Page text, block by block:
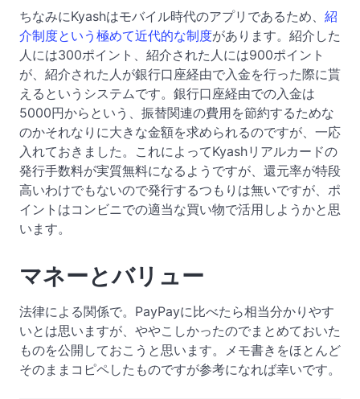
ちなみにKyashはモバイル時代のアプリであるため、 紹
介制度という極めて近代的な制度があります。紹介した
人には300ポイント、紹介された人には900ポイント
が、紹介された人が銀行口座経由で入金を行った際に貰
えるというシステムです。銀行口座経由での入金は
5000円からという、振替関連の費用を節約するためな
のかそれなりに大きな金額を求められるのですが、一応
入れておきました。これによってKyashリアルカードの
発行手数料が実質無料になるようですが、還元率が特段
高いわけでもないので発行するつもりは無いですが、ポ
イントはコンビニでの適当な買い物で活用しようかと思
います。
マネーとバリュー
法律による関係で。PayPayに比べたら相当分かりやす
いとは思いますが、ややこしかったのでまとめておいた
ものを公開しておこうと思います。メモ書きをほとんど
そのままコピペしたものですが参考になれば幸いです。